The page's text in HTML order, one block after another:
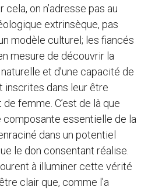
cela, on n’adresse pas au
extrinsèque, pas
modèle culturel; les fiancés
mesure de découvrir la
et d’une capacité de
inscrites dans leur être
femme. C’est de là que
composante essentielle de la
dans un potentiel
le don consentant réalise.
à illuminer cette vérité
clair que, comme l’a